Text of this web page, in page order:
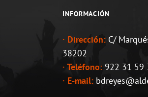
INFORMACIÓN
· Dirección: C/
38202
· Teléfono: 922 31 59
· E-mail: